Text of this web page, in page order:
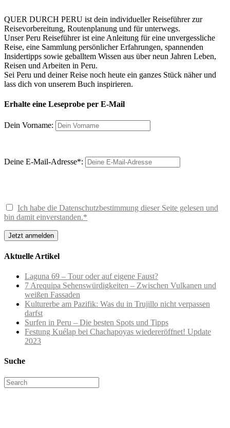
QUER DURCH PERU ist dein individueller Reiseführer zur
Reisevorbereitung, Routenplanung und für unterwegs.
Unser Peru Reiseführer ist eine Anleitung für eine unvergessliche
Reise, eine Sammlung persönlicher Erfahrungen, spannenden
Insidertipps sowie geballtem Wissen aus über neun Jahren Leben,
Reisen und Arbeiten in Peru.
Sei Peru und deiner Reise noch heute ein ganzes Stück näher und
lass dich von unserem Buch inspirieren.
Erhalte eine Leseprobe per E-Mail
Dein Vorname:
Deine E-Mail-Adresse*:
Ich habe die Datenschutzbestimmung dieser Seite gelesen und
bin damit einverstanden.*
Aktuelle Artikel
Laguna 69 – Tour oder auf eigene Faust?
7 Arequipa Sehenswürdigkeiten – Zwischen Vulkanen und
weißen Fassaden
Kulturerbe am Pazifik: Was du in Trujillo nicht verpassen
darfst
Surfen in Peru – Die besten Spots und Tipps
Festung Kuélap bei Chachapoyas wiedereröffnet! Update
2023
Suche
Search
for: